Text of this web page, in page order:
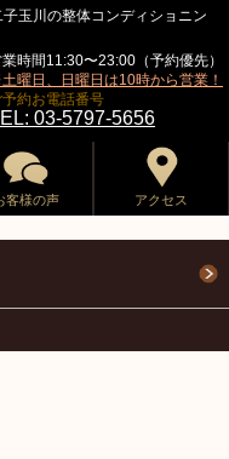
玉川の整体コンディショニン
時間11:30〜23:00（予約優先）
曜日、日曜日は10時から営業！
予約お電話番号
03-5797-5656
客様の声 アクセス